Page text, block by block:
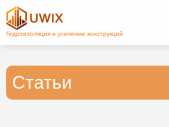
Статьи